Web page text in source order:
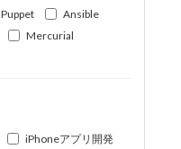
Puppet
Ansible
Mercurial
iPhoneアプリ開発